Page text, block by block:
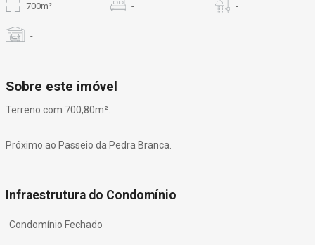
700m² - -
-
Sobre este imóvel
Terreno com 700,80m².
Próximo ao Passeio da Pedra Branca.
Infraestrutura do Condomínio
Condomínio Fechado